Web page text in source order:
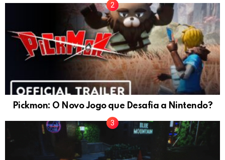
Pickmon: O Novo Jogo que Desafia a Nintendo?